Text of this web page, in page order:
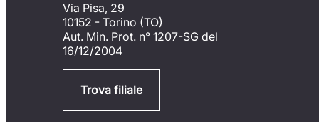
Via Pisa, 29
10152 - Torino (TO)
Aut. Min. Prot. n° 1207-SG del
16/12/2004
Trova filiale